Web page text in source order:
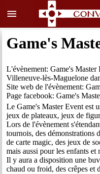
menu
Game's
L'évènement: Game's Master
Villeneuve-lès-Maguelone
Site web de l'évènement:
Page facebook: Game's
Le Game's Master Event est
jeux de plateaux, jeux de
Lors de l'évènement
tournois, des démonstrations
de carte magic, des jeux de
mais aussi pour les enfants et
Il y aura a disposition une
chaud ou froid, des crêpes et